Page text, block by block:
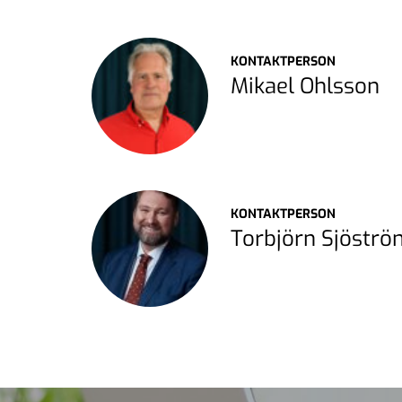
KONTAKTPERSON
Mikael Ohlsson
KONTAKTPERSON
Torbjörn